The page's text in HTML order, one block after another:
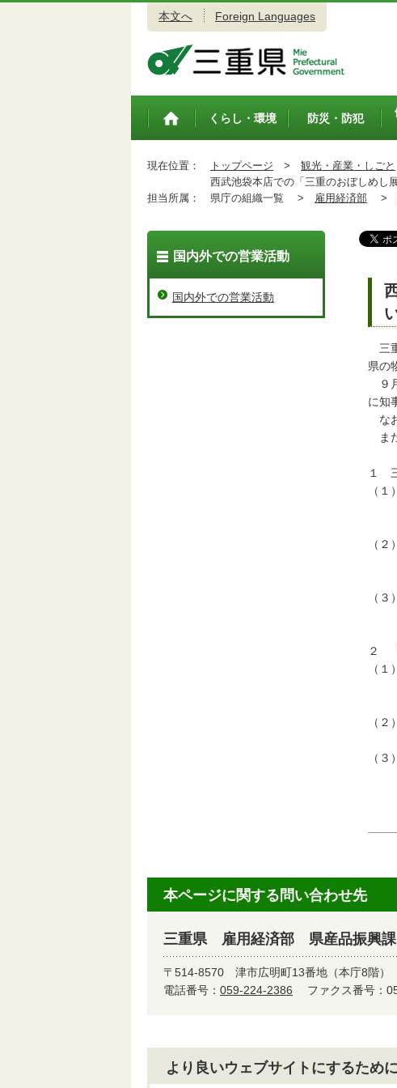
本文へ Foreign Languages
トップペ
くらし・環境 防災・防犯
現在位置： トップページ > 観光・産業・しごと
西武池袋本店での「三重のおぼしめし
担当所属：
県庁の組織一覧 > 雇用経済部 >
三
県の
９
に知
な
ま
１
（
１
（
（
（
２
（
１
（
（
〇
摩
魅
国内外での営業活動
国内外での営業活動
本ページに関する問い合わせ先
三重県 雇用経済部 県産品振興
〒514-8570 津市広明町13番地（本庁8階）
電話番号： 059-224-2386 ファクス番号：
より良いウェブサイトにするため